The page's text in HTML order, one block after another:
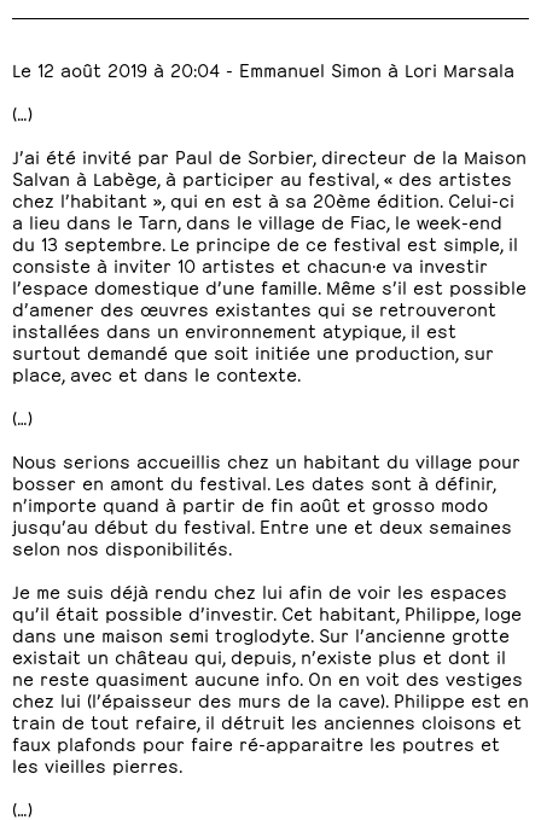
Le 12 août 2019 à 20:04 - Emmanuel Simon à Lori Marsala
(…)
J’ai été invité par Paul de Sorbier, directeur de la Maison
Salvan à Labège, à participer au festival, « des artistes
chez l’habitant », qui en est à sa 20ème édition. Celui-ci
a lieu dans le Tarn, dans le village de Fiac, le week-end
du 13 septembre. Le principe de ce festival est simple, il
consiste à inviter 10 artistes et chacun·e va investir
l’espace domestique d’une famille. Même s’il est possible
d’amener des œuvres existantes qui se retrouveront
installées dans un environnement atypique, il est
surtout demandé que soit initiée une production, sur
place, avec et dans le contexte.
(…)
Nous serions accueillis chez un habitant du village pour
bosser en amont du festival. Les dates sont à définir,
n’importe quand à partir de fin août et grosso modo
jusqu’au début du festival. Entre une et deux semaines
selon nos disponibilités.
Je me suis déjà rendu chez lui afin de voir les espaces
qu’il était possible d’investir. Cet habitant, Philippe, loge
dans une maison semi troglodyte. Sur l’ancienne grotte
existait un château qui, depuis, n’existe plus et dont il
ne reste quasiment aucune info. On en voit des vestiges
chez lui (l’épaisseur des murs de la cave). Philippe est en
train de tout refaire, il détruit les anciennes cloisons et
faux plafonds pour faire ré-apparaitre les poutres et
les vieilles pierres.
(…)